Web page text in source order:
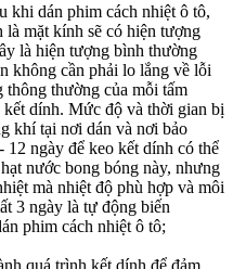
khi dán phim cách nhiệt ô tô,
mặt kính sẽ có hiện tượng
là hiện tượng bình thường
không cần phải lo lắng về lỗi
thường của mỗi tấm
dính. Mức độ và thời gian bị
khí tại nơi dán và nơi bảo
12 ngày để keo kết dính có thể
nước bong bóng này, nhưng
mà nhiệt độ phù hợp và môi
3 ngày là tự động biến
phim cách nhiệt ô tô;
quá trình kết dính để đảm